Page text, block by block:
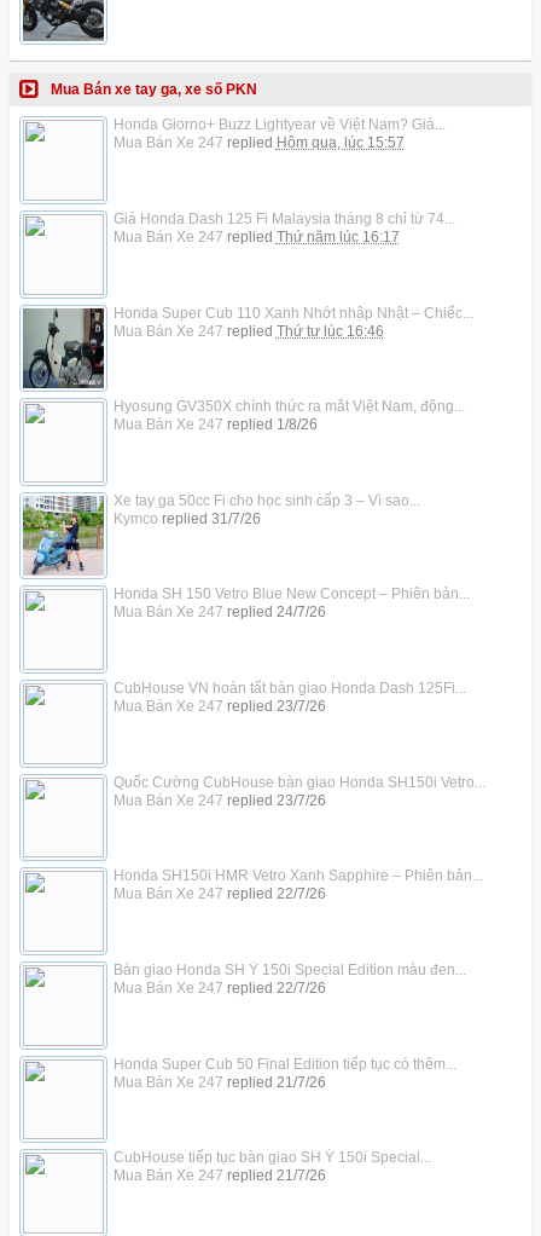
Mua Bán xe tay ga, xe số PKN
Honda Giorno+ Buzz Lightyear về Việt Nam? Giá...
Mua Bán Xe 247 replied Hôm qua, lúc 15:57
Giá Honda Dash 125 Fi Malaysia tháng 8 chỉ từ 74...
Mua Bán Xe 247 replied Thứ năm lúc 16:17
Honda Super Cub 110 Xanh Nhớt nhập Nhật – Chiếc...
Mua Bán Xe 247 replied Thứ tư lúc 16:46
Hyosung GV350X chính thức ra mắt Việt Nam, động...
Mua Bán Xe 247 replied 1/8/26
Xe tay ga 50cc Fi cho học sinh cấp 3 – Vì sao...
Kymco replied 31/7/26
Honda SH 150 Vetro Blue New Concept – Phiên bản...
Mua Bán Xe 247 replied 24/7/26
CubHouse VN hoàn tất bàn giao Honda Dash 125Fi...
Mua Bán Xe 247 replied 23/7/26
Quốc Cường CubHouse bàn giao Honda SH150i Vetro...
Mua Bán Xe 247 replied 23/7/26
Honda SH150i HMR Vetro Xanh Sapphire – Phiên bản...
Mua Bán Xe 247 replied 22/7/26
Bàn giao Honda SH Ý 150i Special Edition màu đen...
Mua Bán Xe 247 replied 22/7/26
Honda Super Cub 50 Final Edition tiếp tục có thêm...
Mua Bán Xe 247 replied 21/7/26
CubHouse tiếp tục bàn giao SH Ý 150i Special...
Mua Bán Xe 247 replied 21/7/26